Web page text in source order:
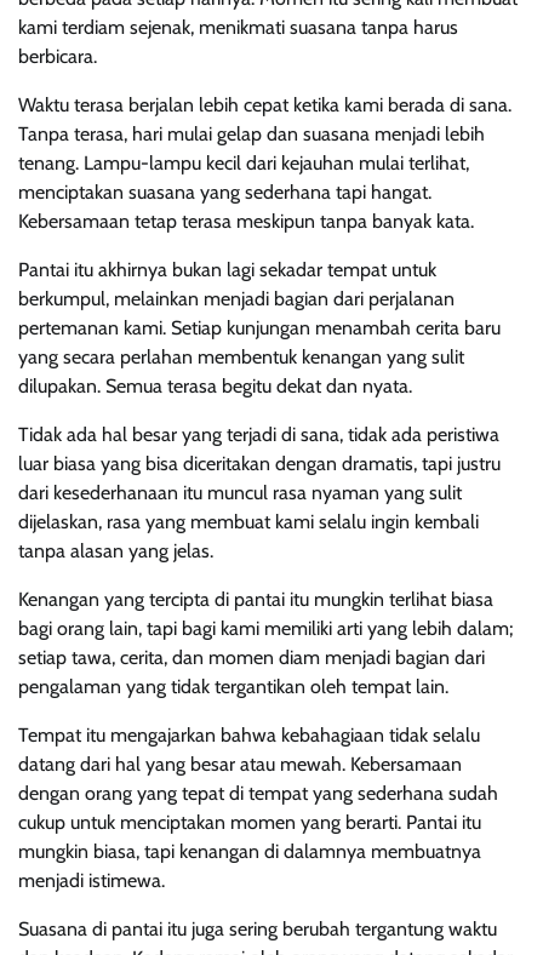
kami terdiam sejenak, menikmati suasana tanpa harus
berbicara.
Waktu terasa berjalan lebih cepat ketika kami berada di sana.
Tanpa terasa, hari mulai gelap dan suasana menjadi lebih
tenang. Lampu-lampu kecil dari kejauhan mulai terlihat,
menciptakan suasana yang sederhana tapi hangat.
Kebersamaan tetap terasa meskipun tanpa banyak kata.
Pantai itu akhirnya bukan lagi sekadar tempat untuk
berkumpul, melainkan menjadi bagian dari perjalanan
pertemanan kami. Setiap kunjungan menambah cerita baru
yang secara perlahan membentuk kenangan yang sulit
dilupakan. Semua terasa begitu dekat dan nyata.
Tidak ada hal besar yang terjadi di sana, tidak ada peristiwa
luar biasa yang bisa diceritakan dengan dramatis, tapi justru
dari kesederhanaan itu muncul rasa nyaman yang sulit
dijelaskan, rasa yang membuat kami selalu ingin kembali
tanpa alasan yang jelas.
Kenangan yang tercipta di pantai itu mungkin terlihat biasa
bagi orang lain, tapi bagi kami memiliki arti yang lebih dalam;
setiap tawa, cerita, dan momen diam menjadi bagian dari
pengalaman yang tidak tergantikan oleh tempat lain.
Tempat itu mengajarkan bahwa kebahagiaan tidak selalu
datang dari hal yang besar atau mewah. Kebersamaan
dengan orang yang tepat di tempat yang sederhana sudah
cukup untuk menciptakan momen yang berarti. Pantai itu
mungkin biasa, tapi kenangan di dalamnya membuatnya
menjadi istimewa.
Suasana di pantai itu juga sering berubah tergantung waktu